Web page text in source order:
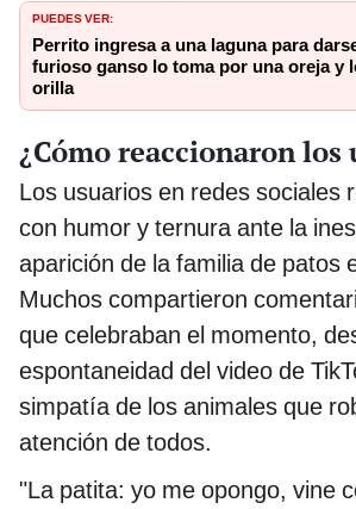
PUEDES VER:
Perrito ingresa a una laguna para
furioso ganso lo toma por una oreja y
orilla
¿Cómo reaccionaron los
Los usuarios en redes sociales
con humor y ternura ante la
aparición de la familia de patos
Muchos compartieron
que celebraban el momento,
espontaneidad del video de
simpatía de los animales que
atención de todos.
"La patita: yo me opongo, vine